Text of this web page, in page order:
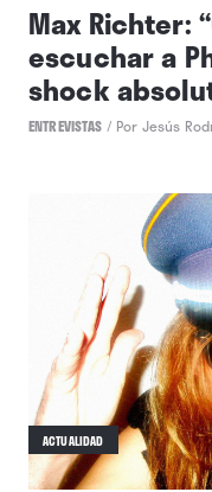
Max Richter:
escuchar a
shock
ENTREVISTAS / Por Jesús
ACTUALIDAD